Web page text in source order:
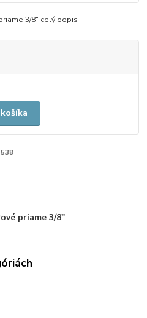
3/8" celý popis
priame 3/8"